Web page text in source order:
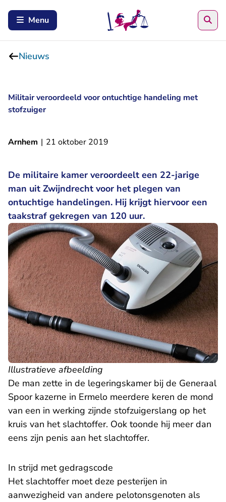
Menu
Nieuws
Militair veroordeeld voor ontuchtige handeling met
stofzuiger
Arnhem | 21 oktober 2019
De militaire kamer veroordeelt een 22-jarige
man uit Zwijndrecht voor het plegen van
ontuchtige handelingen. Hij krijgt hiervoor een
taakstraf gekregen van 120 uur.
Illustratieve afbeelding
De man zette in de legeringskamer bij de Generaal
Spoor kazerne in Ermelo meerdere keren de mond
van een in werking zijnde stofzuigerslang op het
kruis van het slachtoffer. Ook toonde hij meer dan
eens zijn penis aan het slachtoffer.
In strijd met gedragscode
Het slachtoffer moet deze pesterijen in
aanwezigheid van andere pelotonsgenoten als